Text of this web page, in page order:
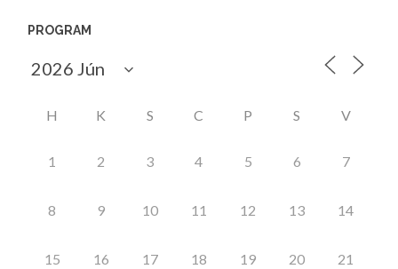
PROGRAM
H K S C P S V
1 2 3 4 5 6 7
8 9 10 11 12 13 14
15 16 17 18 19 20 21